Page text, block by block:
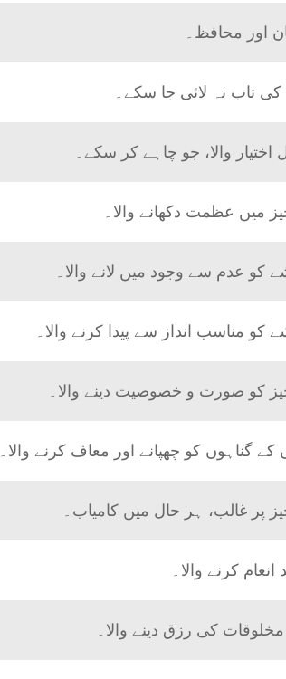
اور محافظ۔
تاب نہ لائی جا سکے۔
اختیار والا، جو چاہے کر سکے۔
میں عظمت دکھانے والا۔
کو عدم سے وجود میں لانے والا۔
کو مناسب انداز سے پیدا کرنے والا۔
کو صورت و خصوصیت دینے والا۔
کے گناہوں کو چھپانے اور معاف کرنے والا۔
پر غالب، ہر حال میں کامیاب۔
انعام کرنے والا۔
مخلوقات کی رزق دینے والا۔